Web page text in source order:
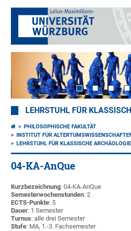
LEHRSTUHL FÜR
PHILOSOPHISCHE FAKULTÄT
INSTITUT FÜR
LEHRSTUHL FÜR KLASSISCHE ARCHÄOLOGIE
04-KA-AnQue
Kurzbezeichnung: 04-KA-AnQue
Semesterwochenstunden: 2
ECTS-Punkte: 5
Dauer: 1 Semester
Turnus: alle drei Semester
Stufe: MA, 1.-3. Fachsemester